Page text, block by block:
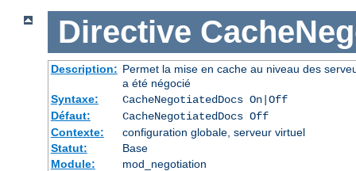
Directive
Description: Permet la mise en cache au niveau des
a été négocié
Syntaxe:
CacheNegotiatedDocs On|Off
Défaut:
CacheNegotiatedDocs Off
Contexte:
configuration globale, serveur virtuel
Statut:
Base
Module:
mod_negotiation